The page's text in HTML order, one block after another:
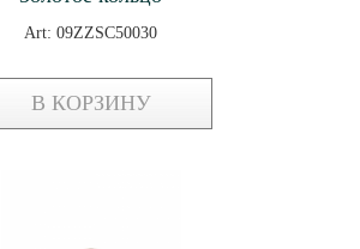
Art: 09ZZSC50030
В КОРЗИНУ